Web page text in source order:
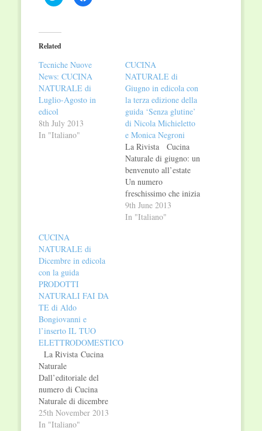
to
(Opens
in
new
to
Related
Tecniche Nuove
News: CUCINA
NATURALE di
Luglio-Agosto in
edicol
8th July 2013
In "Italiano"
CUCINA
NATURALE di
Giugno in edicola con
la terza edizione della
guida ‘Senza glutine’
di Nicola Michieletto
e Monica Negroni
La Rivista Cucina
Naturale di giugno: un
benvenuto all’estate
Un numero
freschissimo che inizia
con un menu, quello
delle Ricette di
9th June 2013
In "Italiano"
CUCINA
NATURALE di
Dicembre in edicola
con la guida
PRODOTTI
NATURALI FAI DA
TE di Aldo
Bongiovanni e
l’inserto IL TUO
ELETTRODOMESTICO
La Rivista Cucina
Naturale
Dall’editoriale del
numero di Cucina
Naturale di dicembre
2013 del direttore
Venetia Villani
25th November 2013
In "Italiano"